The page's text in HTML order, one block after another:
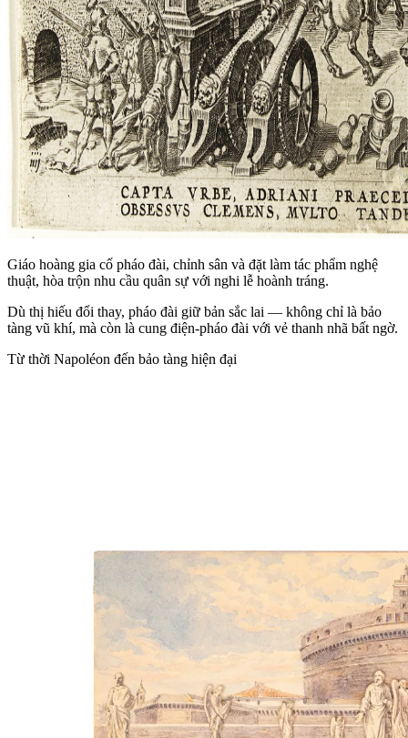
Giáo hoàng gia cố pháo đài, chỉnh sân và đặt làm tác phẩm nghệ
thuật, hòa trộn nhu cầu quân sự với nghi lễ hoành tráng.
Dù thị hiếu đổi thay, pháo đài giữ bản sắc lai — không chỉ là bảo
tàng vũ khí, mà còn là cung điện‑pháo đài với vẻ thanh nhã bất ngờ.
Từ thời Napoléon đến bảo tàng hiện đại